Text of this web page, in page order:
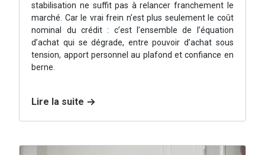
stabilisation ne suffit pas à relancer franchement le
marché. Car le vrai frein n’est plus seulement le coût
nominal du crédit : c’est l’ensemble de l’équation
d’achat qui se dégrade, entre pouvoir d’achat sous
tension, apport personnel au plafond et confiance en
berne.
Lire la suite